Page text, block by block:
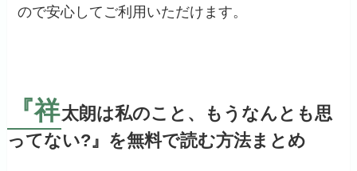
ので安心してご利用いただけます。
『祥太朗は私のこと、もうなんとも思
ってない?』を無料で読む方法まとめ